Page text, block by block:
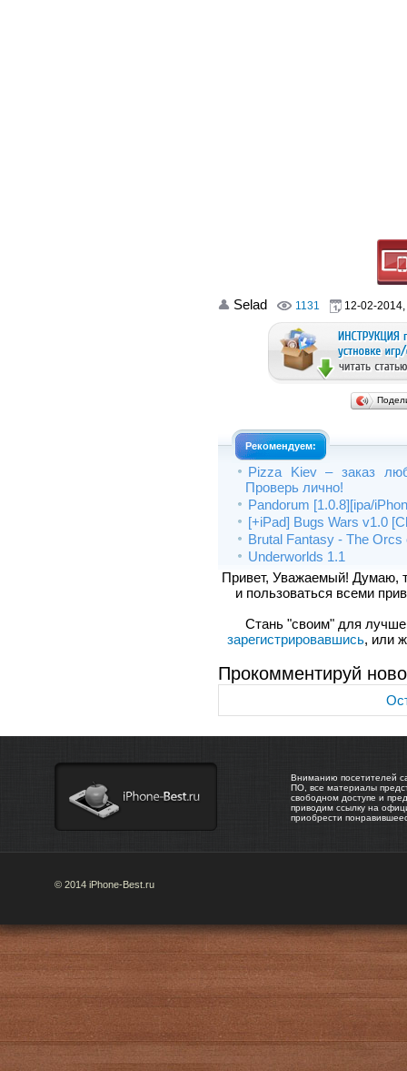
Selad 1131 12-02-
Рекомендуем:
Pizza Kiev – заказ
Проверь лично!
Pandorum [1.0.8][ipa/
[+iPad] Bugs Wars v1.0
Brutal Fantasy - The Orcs
Underworlds 1.1
Привет, Уважаемый! Думаю,
и пользоваться всеми
Стань "своим" для
зарегистрировавшись, или
Прокомментируй
Вниманию посетителей
ПО, все материалы
свободном доступе и
приводим ссылку на
приобрести
© 2014 iPhone-Best.ru